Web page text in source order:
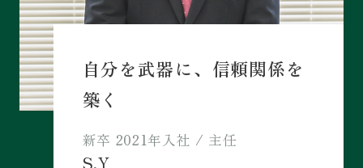
自分を武器に、信頼関係を
築く
新卒 2021年入社 / 主任
S.Y